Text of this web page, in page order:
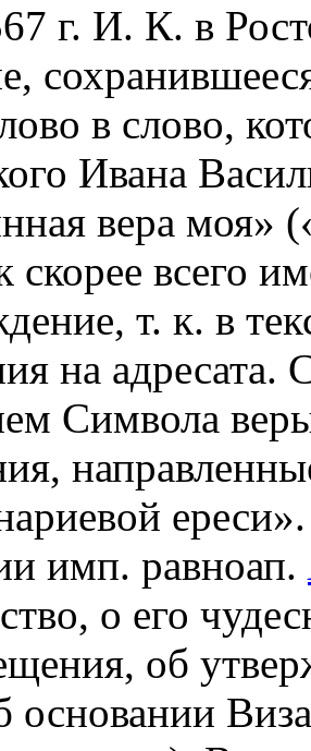
г. И. К. в
в слово,
Ивана
вера моя»
скорее всего
т. к. в
на адресата.
Символа
имп. равноап.
о его
об
основании